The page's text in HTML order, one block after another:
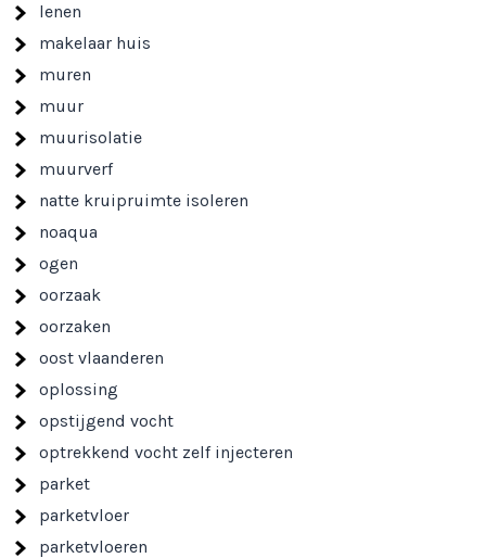
lenen
makelaar huis
muren
muur
muurisolatie
muurverf
natte kruipruimte isoleren
noaqua
ogen
oorzaak
oorzaken
oost vlaanderen
oplossing
opstijgend vocht
optrekkend vocht zelf injecteren
parket
parketvloer
parketvloeren